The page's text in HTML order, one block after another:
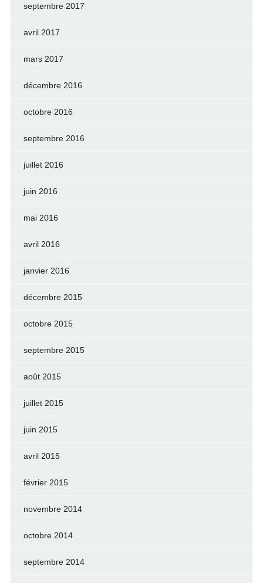
septembre 2017
avril 2017
mars 2017
décembre 2016
octobre 2016
septembre 2016
juillet 2016
juin 2016
mai 2016
avril 2016
janvier 2016
décembre 2015
octobre 2015
septembre 2015
août 2015
juillet 2015
juin 2015
avril 2015
février 2015
novembre 2014
octobre 2014
septembre 2014